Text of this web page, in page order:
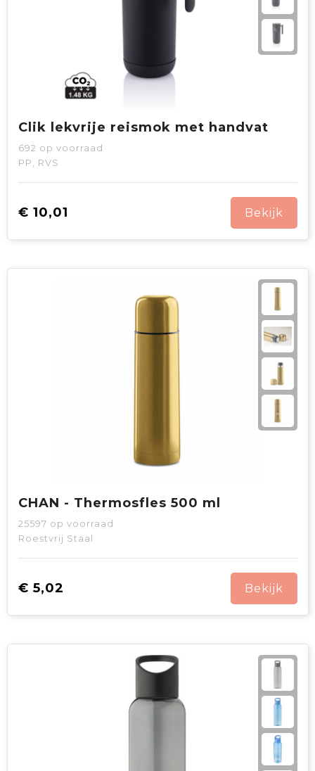
Clik lekvrije reismok met handvat
692 op voorraad
PP, RVS
€ 10,01 Bekijk
CHAN - Thermosfles 500 ml
25597 op voorraad
Roestvrij Staal
€ 5,02 Bekijk